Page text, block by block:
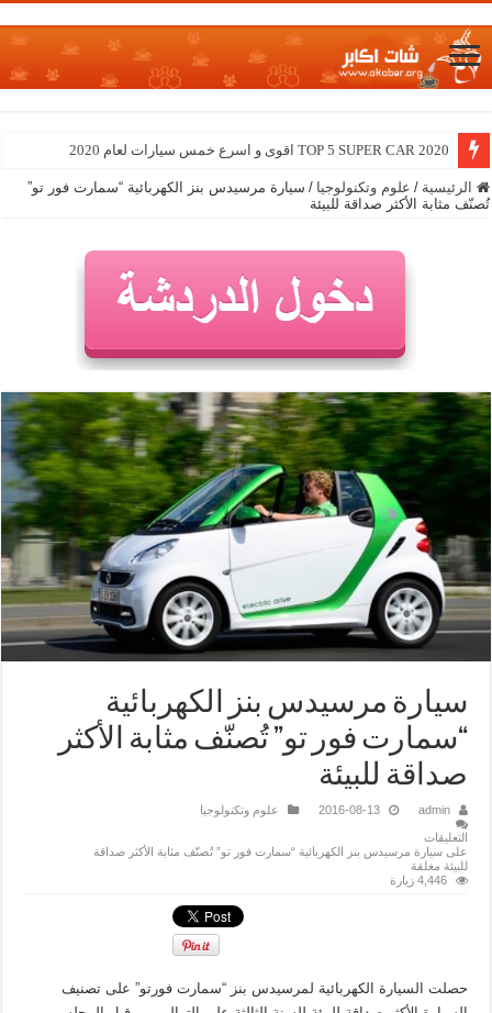
TOP 5 SUPER CAR 2020 اقوى و اسرع خمس سيارات لعام 2020
الرئيسية / علوم وتكنولوجيا / سيارة مرسيدس بنز الكهربائية “سمارت فور تو”
تُصنّف مثابة الأكثر صداقة للبيئة
سيارة مرسيدس بنز الكهربائية
“سمارت فور تو” تُصنّف مثابة الأكثر
صداقة للبيئة
admin
2016-08-13 علوم وتكنولوجيا
التعليقات
على سيارة مرسيدس بنز الكهربائية “سمارت فور تو” تُصنّف مثابة الأكثر صداقة
للبيئة مغلقة
4,446 زيارة
حصلت السيارة الكهربائية لمرسيدس بنز “سمارت فورتو” على تصنيف